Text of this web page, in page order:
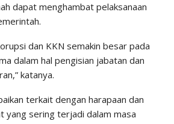
dapat menghambat pelaksanaan
dan KKN semakin besar pada
dalam hal pengisian jabatan dan
katanya.
terkait dengan harapaan dan
yang sering terjadi dalam masa